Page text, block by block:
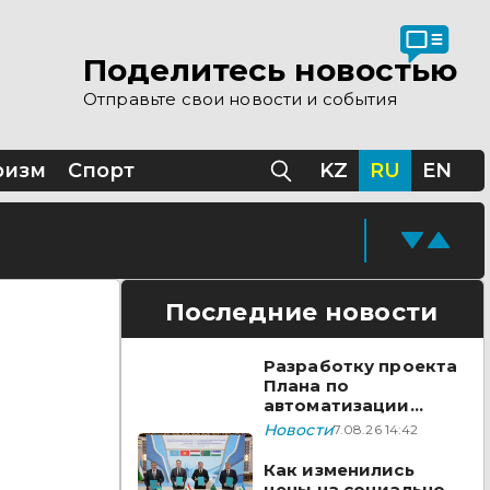
Поделитесь новостью
Отправьте свои новости и события
Спорт KZ RU EN
Последние новости
Разработку проекта
Плана по
автоматизации
учета воды в
Сырдарья одобрили
государства ЦА
Новости7.08.26 14:42
Как изменились